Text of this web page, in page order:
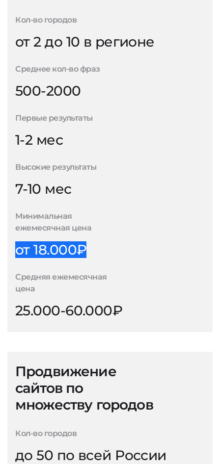
Кол-во городов
от 2 до 10 в регионе
Среднее кол-во фраз
500-2000
Первые результаты
1-2 мес
Высокие результаты
7-10 мес
Минимальная
ежемесячная цена
от 18.000₽
Средняя ежемесячная
цена
25.000-60.000₽
Продвижение
сайтов по
множеству городов
Кол-во городов
до 50 по всей России